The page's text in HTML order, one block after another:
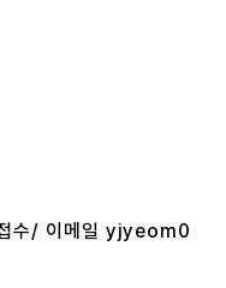
접수/ 이메일 yjyeom0